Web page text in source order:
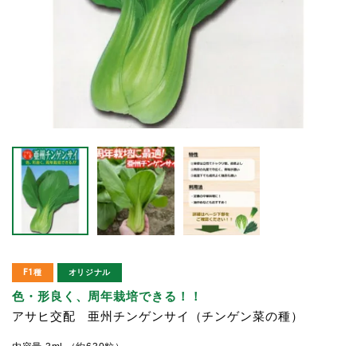
F1種 オリジナル
色・形良く、周年栽培できる！！
アサヒ交配 亜州チンゲンサイ（チンゲン菜の種）